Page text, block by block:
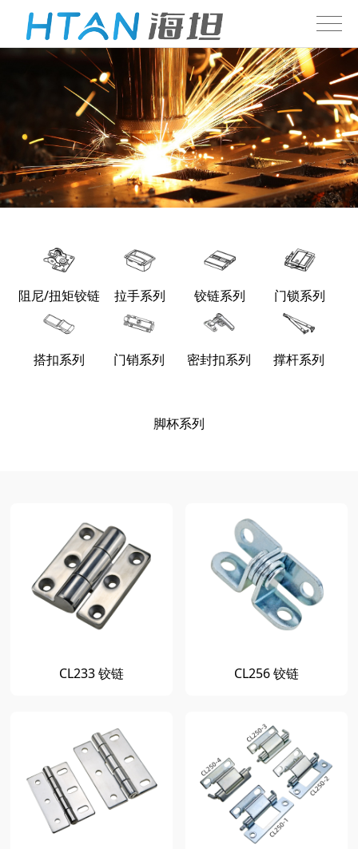
阻尼/扭矩铰链 拉手系列 铰链系列 门锁系列
搭扣系列 门销系列 密封扣系列 撑杆系列
脚杯系列
CL233 铰链 CL256 铰链